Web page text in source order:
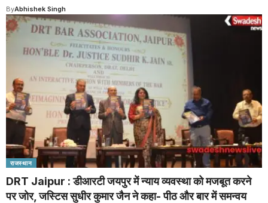
ByAbhishek Singh
राजस्थान
DRT Jaipur : डीआरटी जयपुर में न्याय व्यवस्था को मजबूत करने
पर जोर, जस्टिस सुधीर कुमार जैन ने कहा- पीठ और बार में समन्वय